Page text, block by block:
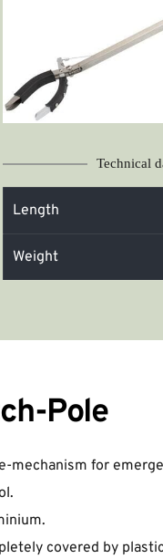
Technical
Length
Weight
Pole
mechanism for
covered by